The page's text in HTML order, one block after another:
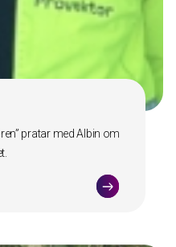
pratar med Albin om